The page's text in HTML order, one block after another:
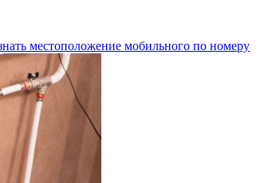
местоположение мобильного по номеру